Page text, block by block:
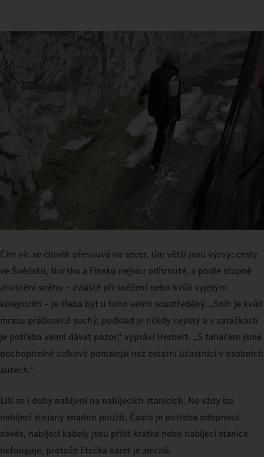
Čím víc se člověk přesouvá na sever, tím větší jsou výzvy: cesty
ve Švédsku, Norsku a Finsku nejsou odhrnuté, a podle stupně
zhutnění sněhu – zvláště při sněžení nebo kvůli vyjetým
kolejnicím – je třeba být u toho velmi soustředěný. „Sníh je kvůli
mrazu práškovitě suchý, podklad je někdy nejistý a v zatáčkách
je potřeba velmi dávat pozor,“ vypráví Herbert. „S tahačem jsme
pochopitelně celkově pomalejší než ostatní účastníci v osobních
autech.“
Liší se i doby nabíjení na nabíjecích stanicích. Ne vždy lze
nabíjecí stojany snadno použít. Často je potřeba odepnout
návěs, nabíjecí kabely jsou příliš krátké nebo nabíjecí stanice
nefunguje, protože čtečka karet je zmrzlá.